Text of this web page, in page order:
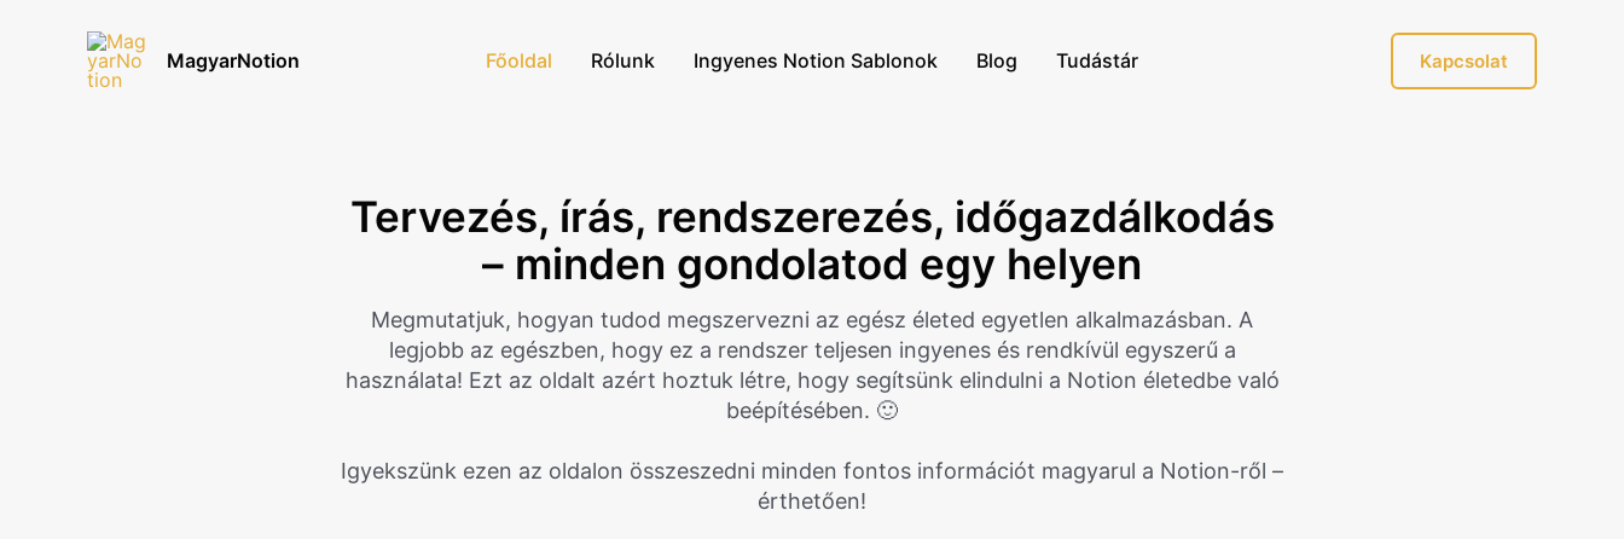
MagyarNotion Főoldal Rólunk Ingyenes Notion Sablonok Blog Tudástár Kapcsolat
Tervezés, írás, rendszerezés, időgazdálkodás
– minden gondolatod egy helyen
Megmutatjuk, hogyan tudod megszervezni az egész életed egyetlen alkalmazásban. A
legjobb az egészben, hogy ez a rendszer teljesen ingyenes és rendkívül egyszerű a
használata! Ezt az oldalt azért hoztuk létre, hogy segítsünk elindulni a Notion életedbe való
beépítésében. 🙂
Igyekszünk ezen az oldalon összeszedni minden fontos információt magyarul a Notion-ről –
érthetően!